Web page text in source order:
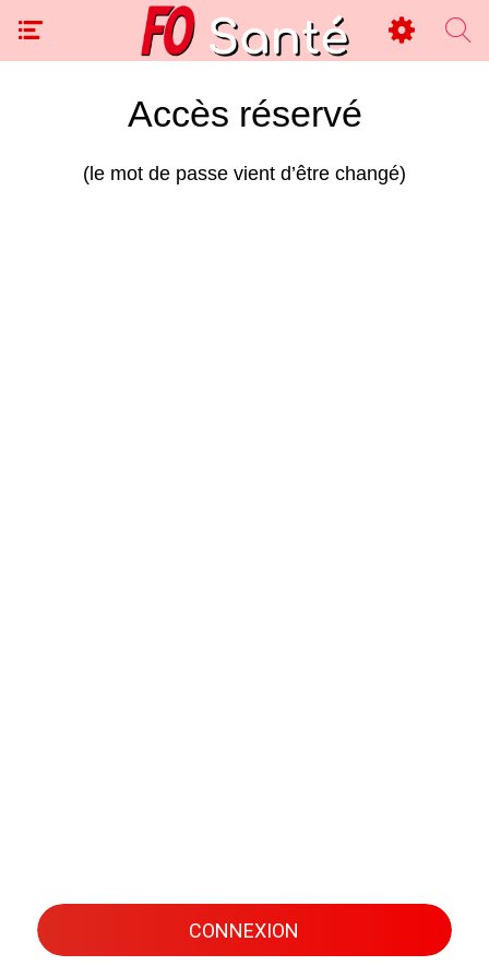
Accès réservé
(le mot de passe vient d’être changé)
CONNEXION